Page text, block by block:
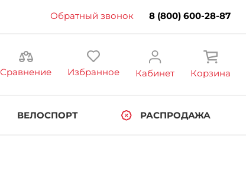
Обратный звонок 8 (800) 600-28-87
Сравнение Избранное Кабинет Корзина
ВЕЛОСПОРТ РАСПРОДАЖА